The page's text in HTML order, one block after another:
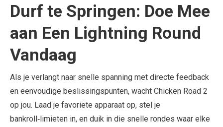
Durf te Springen: Doe Mee
aan Een Lightning Round
Vandaag
Als je verlangt naar snelle spanning met directe feedback
en eenvoudige beslissingspunten, wacht Chicken Road 2
op jou. Laad je favoriete apparaat op, stel je
bankroll‑limieten in, en duik in die snelle rondes waar elke